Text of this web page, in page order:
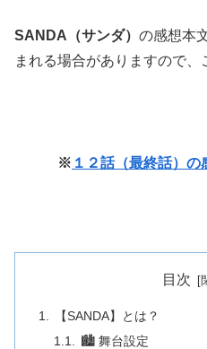
SANDA（サンダ） の感想本
まれる場合がありますので、
※ １２話（最終話）の
目次
【SANDA】とは？
🏙 舞台設定